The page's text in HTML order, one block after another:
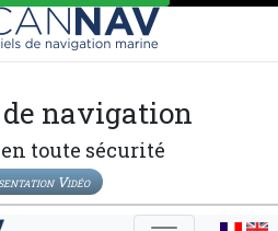
navigation
toute sécurité
Vidéo